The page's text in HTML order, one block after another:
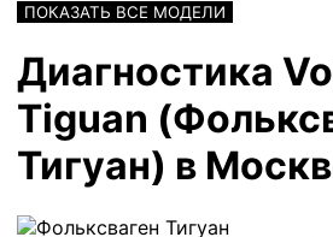
ПОКАЗАТЬ ВСЕ МОДЕЛИ
Диагностика
Tiguan
Тигуан) в